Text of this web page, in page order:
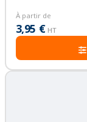
À partir de
3,95 € HT